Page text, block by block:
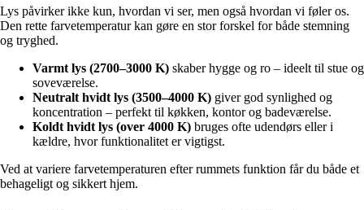
Lys påvirker ikke kun, hvordan vi ser, men også hvordan vi føler os.
Den rette farvetemperatur kan gøre en stor forskel for både stemning
og tryghed.
Varmt lys (2700–3000 K) skaber hygge og ro – ideelt til stue og
soveværelse.
Neutralt hvidt lys (3500–4000 K) giver god synlighed og
koncentration – perfekt til køkken, kontor og badeværelse.
Koldt hvidt lys (over 4000 K) bruges ofte udendørs eller i
kældre, hvor funktionalitet er vigtigst.
Ved at variere farvetemperaturen efter rummets funktion får du både et
behageligt og sikkert hjem.